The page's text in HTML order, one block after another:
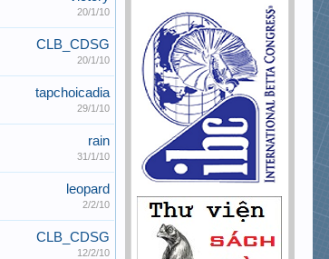
20/1/10
CLB_CDSG
20/1/10
tapchoicadia
29/1/10
rain
31/1/10
leopard
2/2/10
CLB_CDSG
12/2/10